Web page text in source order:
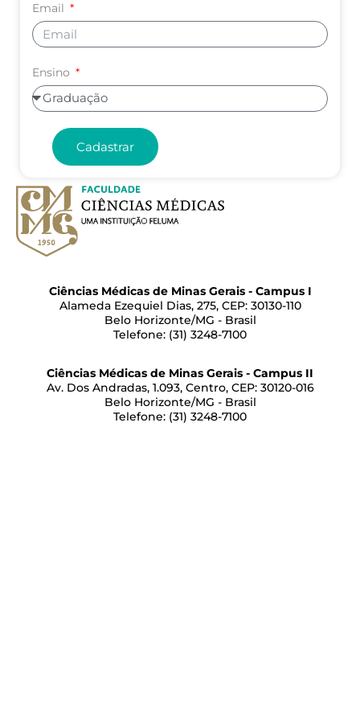
Email
Ensino
Cadastrar
Ciências Médicas de Minas Gerais - Campus I
Alameda Ezequiel Dias, 275, CEP: 30130-110
Belo Horizonte/MG - Brasil
Telefone: (31) 3248-7100
Ciências Médicas de Minas Gerais - Campus II
Av. Dos Andradas, 1.093, Centro, CEP: 30120-016
Belo Horizonte/MG - Brasil
Telefone: (31) 3248-7100